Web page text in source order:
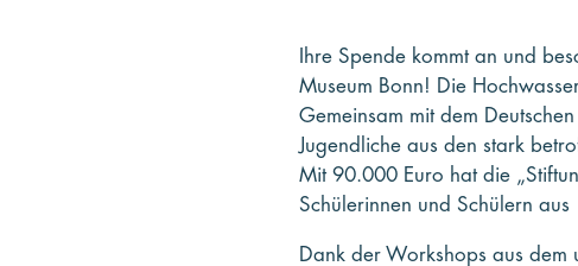
Ihre Spende kommt an und
Museum Bonn! Die
Gemeinsam mit dem
Jugendliche aus den stark
Mit 90.000 Euro hat die
Schülerinnen und Schülern
Dank der Workshops aus dem